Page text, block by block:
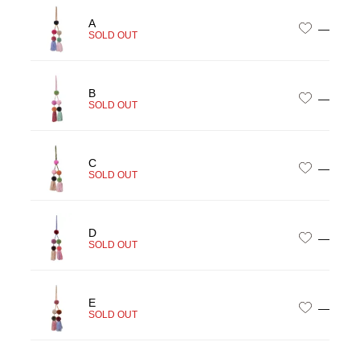
A
SOLD OUT —
B
SOLD OUT —
C
SOLD OUT —
D
SOLD OUT —
E
SOLD OUT —